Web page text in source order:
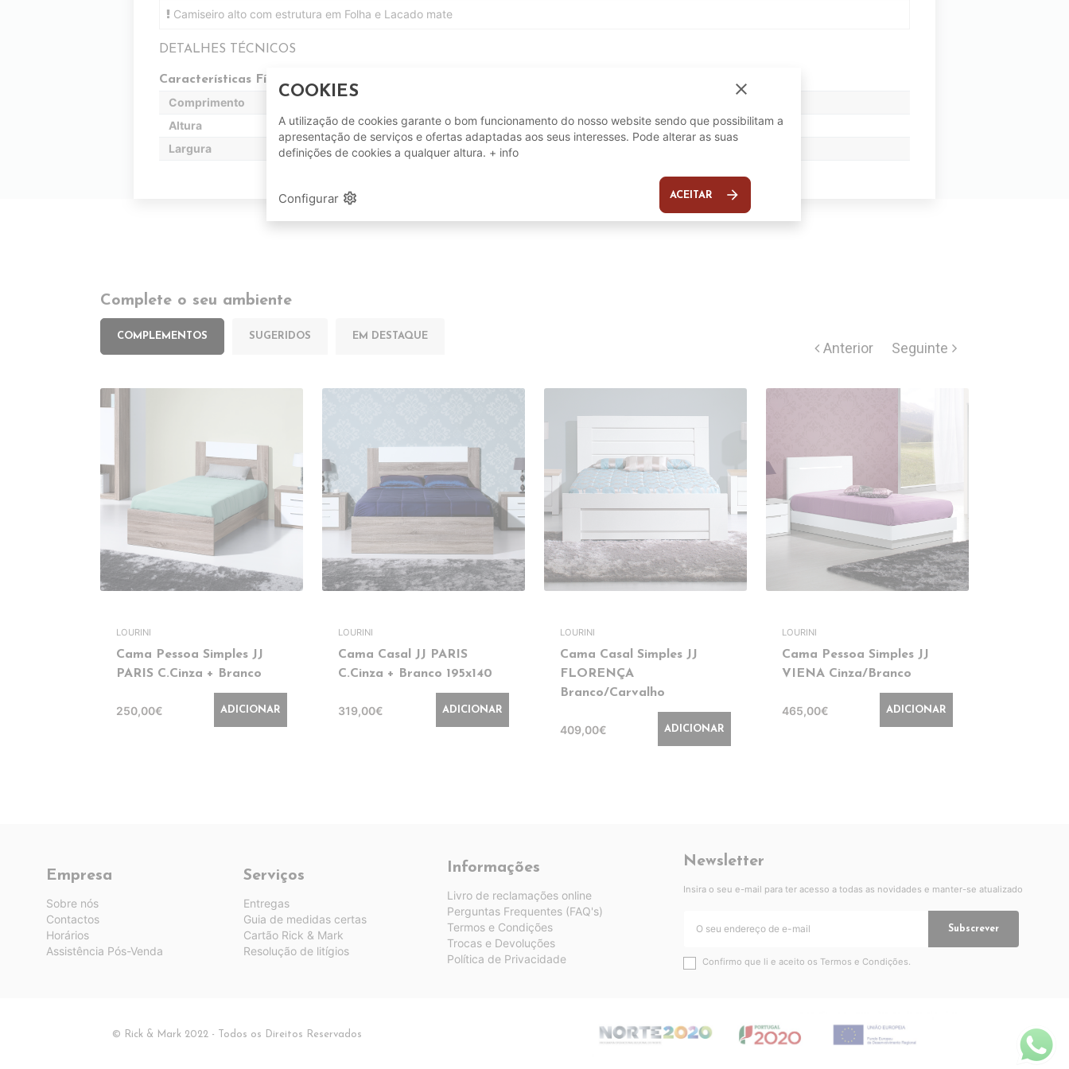
Camiseiro alto com estrutura em Folha e Lacado mate
DETALHES TÉCNICOS
Características Físicas
Comprimento
Altura
115 cm
Largura
Complete o seu ambiente
COMPLEMENTOS SUGERIDOS EM DESTAQUE
LOURINI
Cama Pessoa Simples JJ
PARIS C.Cinza + Branco
250,00€ ADICIONAR
LOURINI
Cama Casal JJ PARIS
C.Cinza + Branco 195x140
319,00€ ADICIONAR
LOURINI
Cama Casal Simples JJ
FLORENÇA
Branco/Carvalho
409,00€ ADICIONAR
LOURINI
Cama Pessoa Simples JJ
VIENA Cinza/Branco
465,00€ ADICIONAR
Empresa
Sobre nós
Contactos
Horários
Assistência Pós-Venda
Serviços
Entregas
Guia de medidas certas
Cartão Rick & Mark
Resolução de litígios
Informações
Livro de reclamações online
Perguntas Frequentes (FAQ's)
Termos e Condições
Trocas e Devoluções
Política de Privacidade
Newsletter
Insira o seu e-mail para ter acesso a todas as novidades e manter-se atualizado
Subscrever
Confirmo que li e aceito os Termos e Condições.
© Rick & Mark 2022 - Todos os Direitos Reservados
COOKIES close
A utilização de cookies garante o bom funcionamento do nosso website sendo que possibilitam a
apresentação de serviços e ofertas adaptadas aos seus interesses. Pode alterar as suas
definições de cookies a qualquer altura. + info
Configurar settings ACEITAR arrow_forward